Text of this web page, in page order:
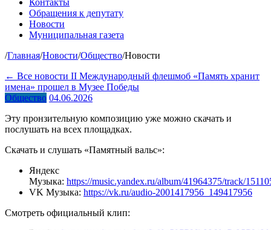
Контакты
Обращения к депутату
Новости
Муниципальная газета
/Главная/Новости/Общество/Новости
← Все новости II Международный флешмоб «Память хранит
имена» прошел в Музее Победы
Общество 04.06.2026
Эту пронзительную композицию уже можно скачать и
послушать на всех площадках.
Скачать и слушать «Памятный вальс»:
Яндекс
Музыка: https://music.yandex.ru/album/41964375/track/
VK Музыка: https://vk.ru/audio-2001417956_149417956
Смотреть официальный клип: